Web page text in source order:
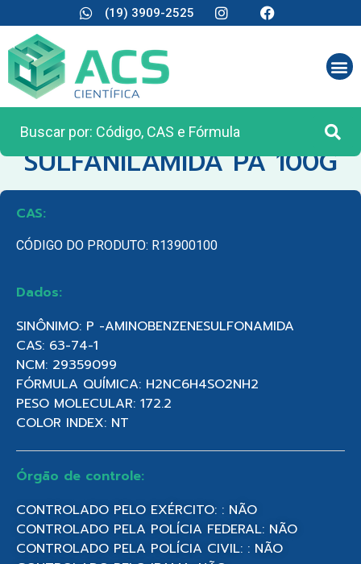
(19) 3909-2525
CATEGORIA:REAGENTES ANALÍTICOS
SULFANILAMIDA PA 100G
CAS:
CÓDIGO DO PRODUTO: R13900100
Dados:
SINÔNIMO: P -AMINOBENZENESULFONAMIDA
CAS: 63-74-1
NCM: 29359099
FÓRMULA QUÍMICA: H2NC6H4SO2NH2
PESO MOLECULAR: 172.2
COLOR INDEX: NT
Órgão de controle:
CONTROLADO PELO EXÉRCITO: : NÃO
CONTROLADO PELA POLÍCIA FEDERAL: NÃO
CONTROLADO PELA POLÍCIA CIVIL: : NÃO